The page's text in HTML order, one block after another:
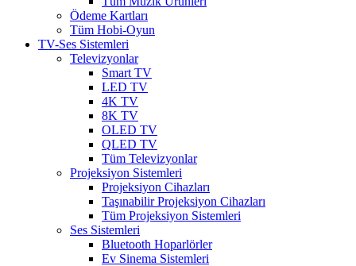
Ödeme Kartları
Tüm Hobi-Oyun
TV-Ses Sistemleri
Televizyonlar
Smart TV
LED TV
4K TV
8K TV
OLED TV
QLED TV
Tüm Televizyonlar
Projeksiyon Sistemleri
Projeksiyon Cihazları
Taşınabilir Projeksiyon Cihazları
Tüm Projeksiyon Sistemleri
Ses Sistemleri
Bluetooth Hoparlörler
Ev Sinema Sistemleri